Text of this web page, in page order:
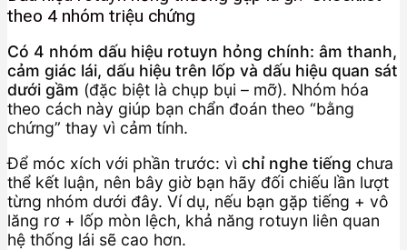
theo 4 nhóm triệu chứng
Có 4 nhóm dấu hiệu rotuyn hỏng chính: âm thanh,
cảm giác lái, dấu hiệu trên lốp và dấu hiệu quan sát
dưới gầm (đặc biệt là chụp bụi – mỡ). Nhóm hóa
theo cách này giúp bạn chẩn đoán theo “bằng
chứng” thay vì cảm tính.
Để móc xích với phần trước: vì chỉ nghe tiếng chưa
thể kết luận, nên bây giờ bạn hãy đối chiếu lần lượt
từng nhóm dưới đây. Ví dụ, nếu bạn gặp tiếng + vô
lăng rơ + lốp mòn lệch, khả năng rotuyn liên quan
hệ thống lái sẽ cao hơn.